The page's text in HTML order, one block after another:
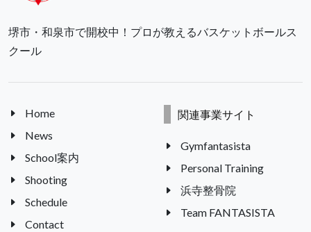
堺市・和泉市で開校中！プロが教えるバスケットボールス
クール
Home
News
School案内
Shooting
Schedule
Contact
関連事業サイト
Gymfantasista
Personal Training
浜寺整骨院
Team FANTASISTA